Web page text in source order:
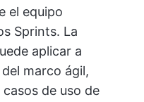
el equipo
Sprints. La
aplicar a
marco ágil,
de uso de